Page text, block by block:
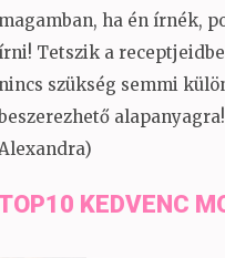
magamban, ha én írnék,
írni! Tetszik a
nincs szükség semmi
Alexandra)
KEDVENC